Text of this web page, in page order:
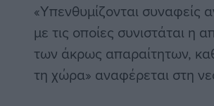
«Υπενθυμίζονται συναφείς
με τις οποίες συνιστάται η
των άκρως απαραίτητων,
τη χώρα» αναφέρεται στη